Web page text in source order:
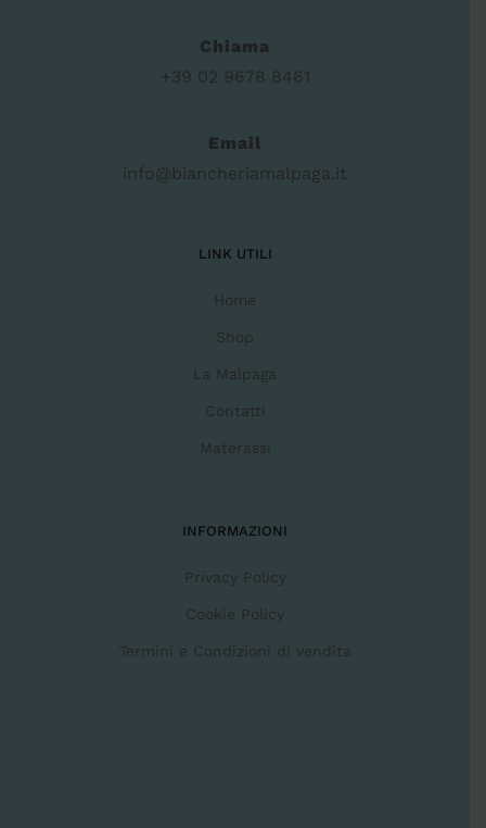
Chiama
+39 02 9678 8461
Email
info@biancheriamalpaga.it
LINK UTILI
Home
Shop
La Malpaga
Contatti
Materassi
INFORMAZIONI
Privacy Policy
Cookie Policy
Termini e Condizioni di vendita